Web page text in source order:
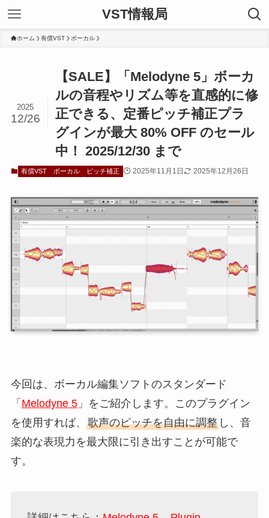
VST情報局
ホーム 有償VST ボーカル
【SALE】「Melodyne 5」ボーカ
ルの音程やリズム等を直感的に修
正できる、定番ピッチ補正プラ
グインが最大 80% OFF のセール
中！ 2025/12/30 まで
2025
12/26
有償VST ボーカル ピッチ補正 2025年11月1日 2025年12月26日
今回は、ボーカル編集ソフトのスタンダード
「 Melodyne 5」をご紹介します。このプラグイン
を使用すれば、 歌声のピッチを自由に調整し、音
楽的な表現力を最大限に引き出すことが可能で
す。